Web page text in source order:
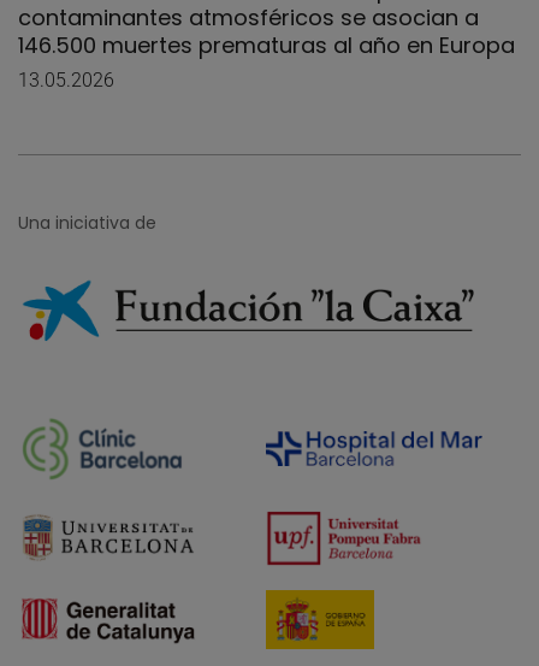
contaminantes atmosféricos se asocian a
146.500 muertes prematuras al año en Europa
13.05.2026
Una iniciativa de